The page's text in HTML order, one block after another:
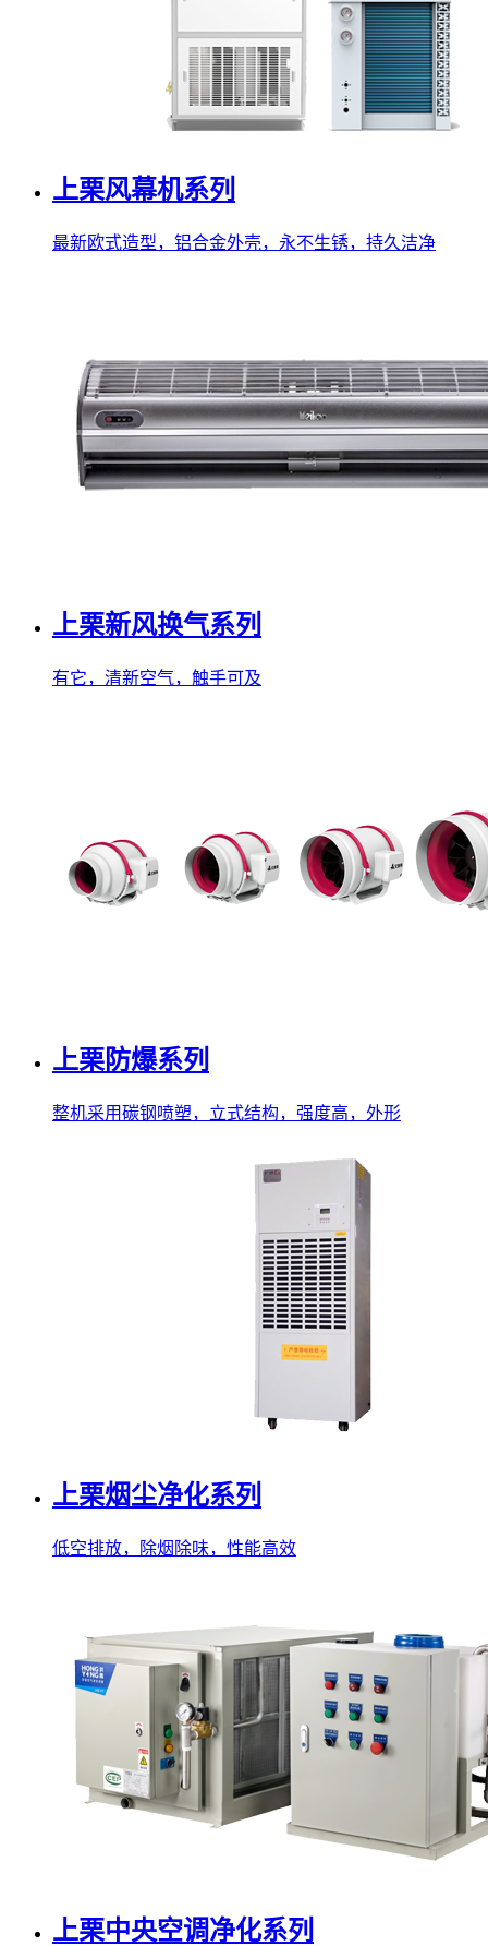
上栗风幕机系列
最新欧式造型，铝合金外壳，永不生锈，持久洁净
上栗新风换气系列
有它，清新空气，触手可及
上栗防爆系列
整机采用碳钢喷塑，立式结构，强度高，外形
上栗烟尘净化系列
低空排放，除烟除味，性能高效
上栗中央空调净化系列